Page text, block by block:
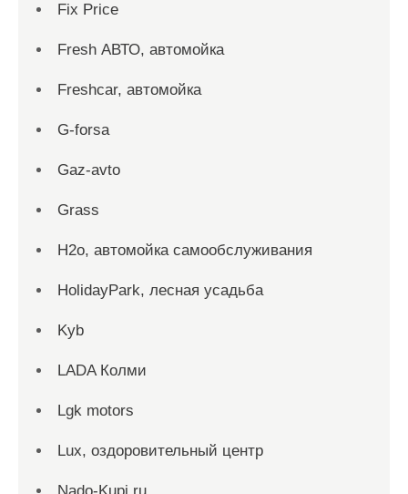
Fix Price
Fresh АВТО, автомойка
Freshcar, автомойка
G-forsa
Gaz-avto
Grass
H2o, автомойка самообслуживания
HolidayPark, лесная усадьба
Kyb
LADA Колми
Lgk motors
Lux, оздоровительный центр